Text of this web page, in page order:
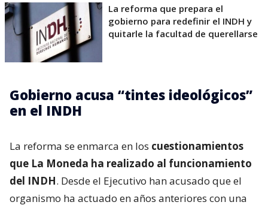
La reforma que prepara el
gobierno para redefinir el INDH y
quitarle la facultad de querellarse
Gobierno acusa “tintes ideológicos”
en el INDH
La reforma se enmarca en los cuestionamientos
que La Moneda ha realizado al funcionamiento
del INDH. Desde el Ejecutivo han acusado que el
organismo ha actuado en años anteriores con una